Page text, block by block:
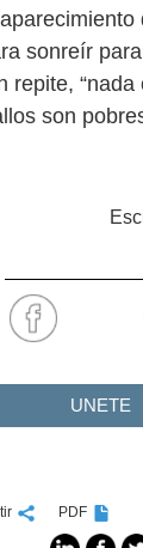
sonreír
repite, “nada
son
UNETE
PDF